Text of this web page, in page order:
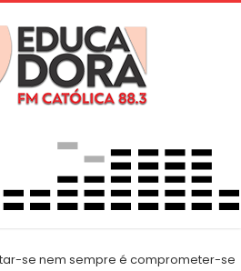
se nem sempre é comprometer-se